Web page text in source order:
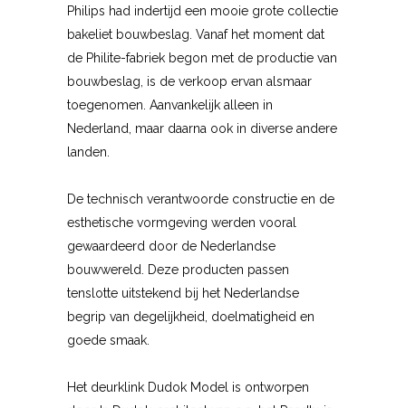
Philips had indertijd een mooie grote collectie
bakeliet bouwbeslag. Vanaf het moment dat
de Philite-fabriek begon met de productie van
bouwbeslag, is de verkoop ervan alsmaar
toegenomen. Aanvankelijk alleen in
Nederland, maar daarna ook in diverse andere
landen.
De technisch verantwoorde constructie en de
esthetische vormgeving werden vooral
gewaardeerd door de Nederlandse
bouwwereld. Deze producten passen
tenslotte uitstekend bij het Nederlandse
begrip van degelijkheid, doelmatigheid en
goede smaak.
Het deurklink Dudok Model is ontworpen